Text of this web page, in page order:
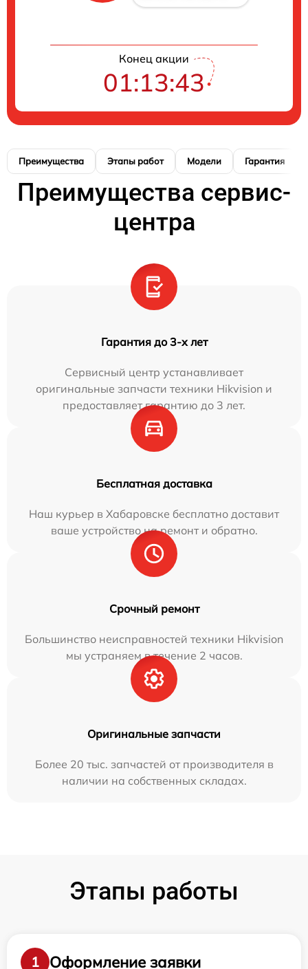
Конец акции
01:13:42
Преимущества Этапы работ Модели Гарантия
Преимущества сервис-
центра
Гарантия до 3-х лет
Сервисный центр устанавливает
оригинальные запчасти техники Hikvision и
предоставляет гарантию до 3 лет.
Бесплатная доставка
Наш курьер в Хабаровске бесплатно доставит
ваше устройство на ремонт и обратно.
Срочный ремонт
Большинство неисправностей техники Hikvision
мы устраняем в течение 2 часов.
Оригинальные запчасти
Более 20 тыс. запчастей от производителя в
наличии на собственных складах.
Этапы работы
1 Оформление заявки